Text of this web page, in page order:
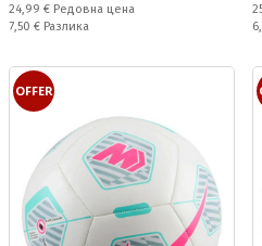
Редовна цена:
24,99 € Редовна цена
Спестявате:
7,50 € Разлика
OFFER